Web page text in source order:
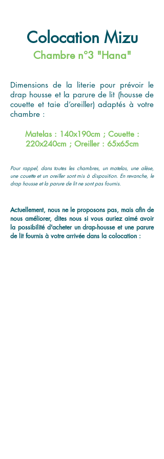
Colocation Mizu
Chambre n°3 "Hana"
Dimensions de la literie pour prévoir le
drap housse et la parure de lit (housse de
couette et taie d’oreiller) adaptés à votre
chambre :
Matelas : 140x190cm ; Couette :
220x240cm ; Oreiller : 65x65cm
Pour rappel, dans toutes les chambres, un matelas, une alèse,
une couette et un oreiller sont mis à disposition. En revanche, le
drap housse et la parure de lit ne sont pas fournis.
Actuellement, nous ne le proposons pas, mais afin de
nous améliorer, dites nous si vous auriez aimé avoir
la possibilité d'acheter un drap-housse et une parure
de lit fournis à votre arrivée dans la colocation :